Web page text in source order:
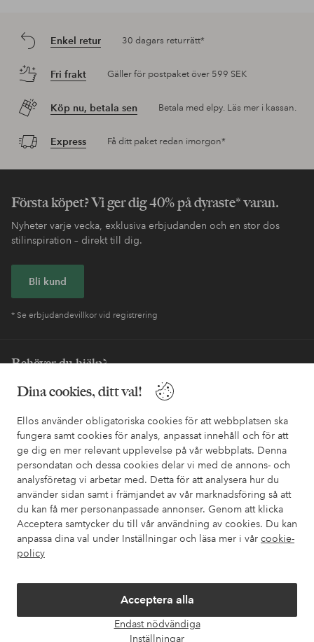
Dina cookies, ditt val!
Ellos använder obligatoriska cookies för att webbplatsen ska
fungera samt cookies för analys, anpassat innehåll och för att
ge dig en mer relevant upplevelse på vår webbplats. Denna
persondatan och dessa cookies delar vi med de annons- och
analysföretag vi arbetar med. Detta för att analysera hur du
använder sidan samt i främjandet av vår marknadsföring så att
du kan få mer personanpassade annonser. Genom att klicka
Acceptera samtycker du till vår användning av cookies. Du kan
anpassa dina val under Inställningar och läsa mer i vår cookie-
policy
Acceptera alla
Endast nödvändiga
Inställningar
Enkel retur 30 dagars returrätt*
Fri frakt Gäller för postpaket över 599 SEK
Köp nu, betala sen Betala med elpy. Läs mer i kassan.
Express Få ditt paket redan imorgon*
Första köpet? Vi ger dig 40% på dyraste* varan.
Nyheter varje vecka, exklusiva erbjudanden och en stor dos
stilinspiration – direkt till dig.
Bli kund
* Se erbjudandevillkor vid registrering
Behöver du hjälp?
I vår FAQ hittar du svaren på de vanligaste frågorna. Här finns
också information om hur du enklast kontaktar oss.
Kundservice Beställning Betalsätt
Mina sidor
Om Ellos
Villkor